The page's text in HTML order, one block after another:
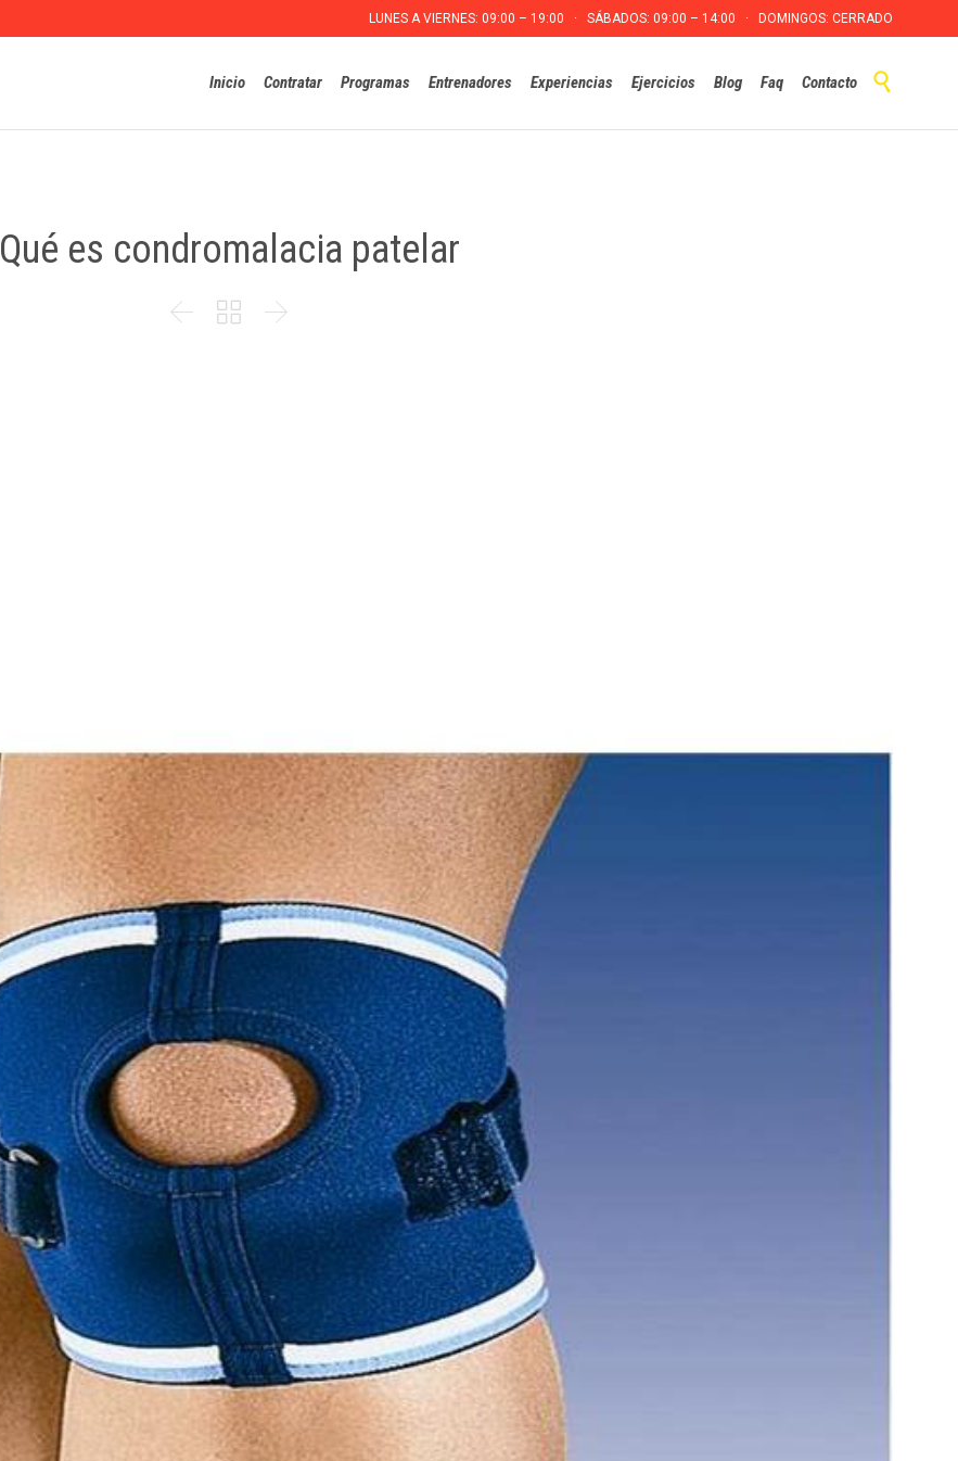
LUNES A VIERNES: 09:00 – 19:00 · SÁBADOS: 09:00 – 14:00 · DOMINGOS: CERRADO
to
Inicio Contratar Programas Entrenadores Experiencias Ejercicios Blog Faq Contacto 
Qué es condromalacia patelar
  